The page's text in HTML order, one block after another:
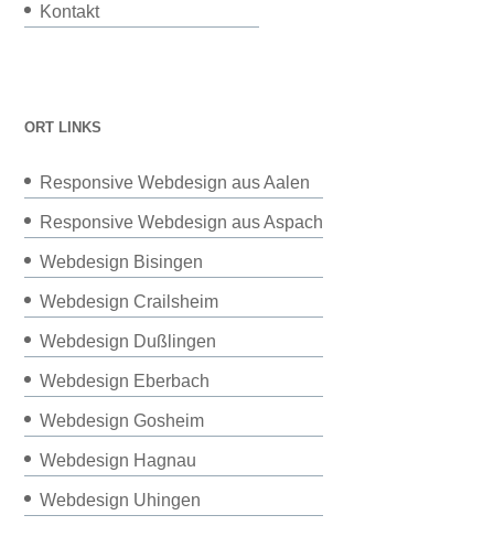
Kontakt
ORT LINKS
Responsive Webdesign aus Aalen
Responsive Webdesign aus Aspach
Webdesign Bisingen
Webdesign Crailsheim
Webdesign Dußlingen
Webdesign Eberbach
Webdesign Gosheim
Webdesign Hagnau
Webdesign Uhingen